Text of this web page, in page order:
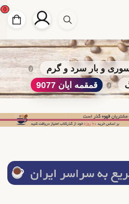
و بار سرد و گرم
قمقمه ایان 9077